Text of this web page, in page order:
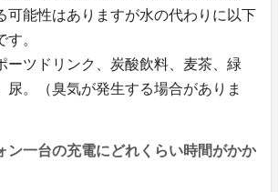
可能性はありますが水の代わりに以下
。
ーツドリンク、炭酸飲料、麦茶、緑
尿。（臭気が発生する場合がありま
ン一台の充電にどれくらい時間がかか